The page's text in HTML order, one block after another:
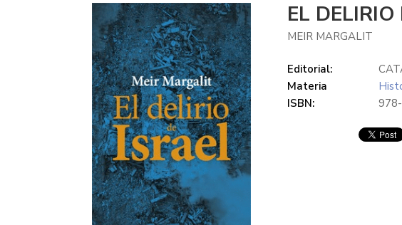
EL
MEIR MARGALIT
Editorial:
Materia
ISBN: